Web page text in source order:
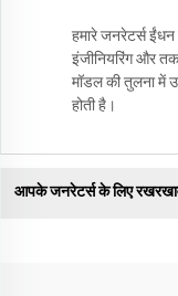
हमारे जनरेटर्स
इंजीनियरिंग और
मॉडल की तुलना में
होती है।
आपके जनरेटर्स के लिए